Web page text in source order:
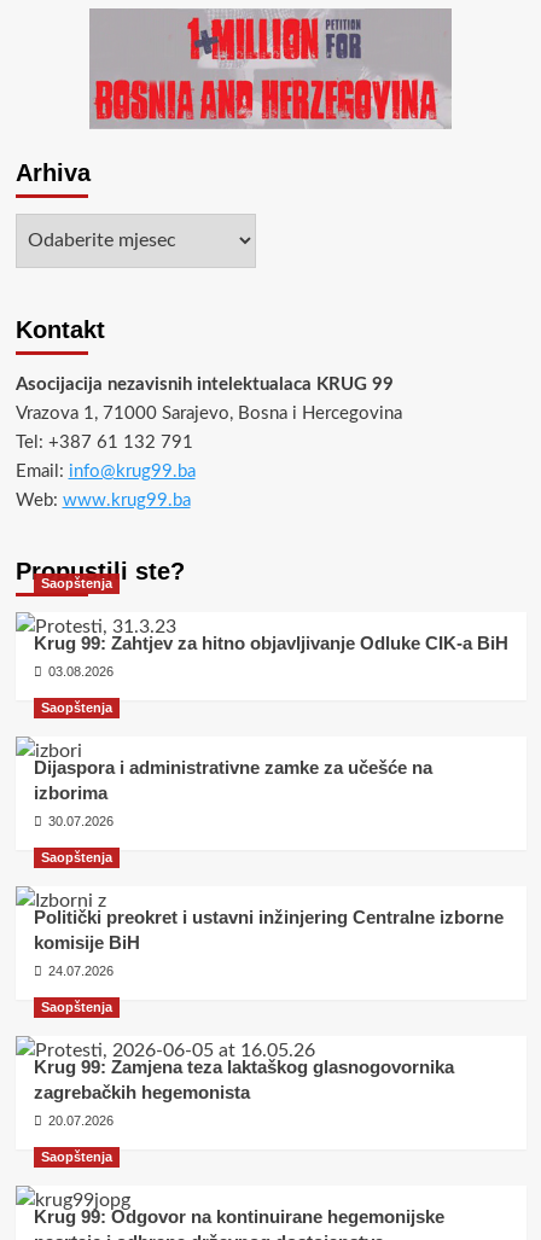
Arhiva
Kontakt
Asocijacija nezavisnih intelektualaca KRUG 99
Vrazova 1, 71000 Sarajevo, Bosna i Hercegovina
Tel: +387 61 132 791
Email: info@krug99.ba
Web: www.krug99.ba
Propustili ste?
Saopštenja
Krug 99: Zahtjev za hitno objavljivanje Odluke CIK-a BiH
03.08.2026
Saopštenja
Dijaspora i administrativne zamke za učešće na
izborima
30.07.2026
Saopštenja
Politički preokret i ustavni inžinjering Centralne izborne
komisije BiH
24.07.2026
Saopštenja
Krug 99: Zamjena teza laktaškog glasnogovornika
zagrebačkih hegemonista
20.07.2026
Saopštenja
Krug 99: Odgovor na kontinuirane hegemonijske